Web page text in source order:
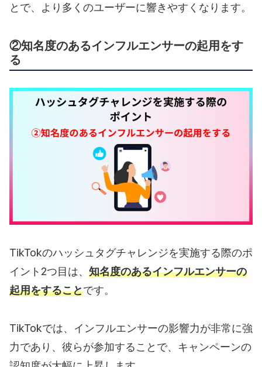
とで、より多くのユーザーに響きやすくなります。
②知名度のあるインフルエンサーの起用をす
る
TikTokのハッシュタグチャレンジを実施する際のポ
イント2つ目は、 知名度のあるインフルエンサーの
起用をすることです。
TikTokでは、インフルエンサーの影響力が非常に強
力であり、彼らが参加することで、キャンペーンの